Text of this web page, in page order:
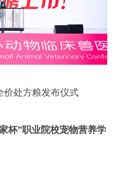
价处方粮发布仪式
杯”职业院校宠物营养学